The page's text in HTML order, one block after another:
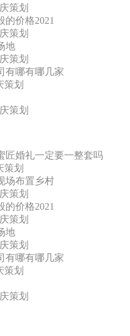
策划
价格2021
策划
地
策划
有哪有哪几家
策划
策划
匠婚礼一定要一整套吗
策划
场布置乡村
策划
价格2021
策划
地
策划
有哪有哪几家
策划
策划